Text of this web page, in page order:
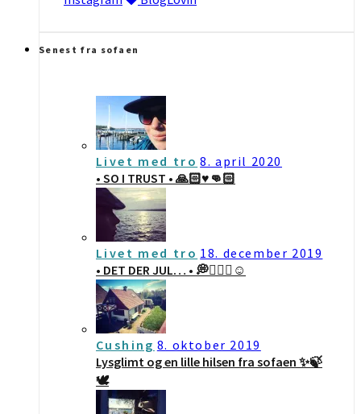
Senest fra sofaen
Livet med tro 8. april 2020
• SO I TRUST • 🙏🏻♥️👊🏻
Livet med tro 18. december 2019
• DET DER JUL… • 💭🤷🏻‍♀️☺️
Cushing 8. oktober 2019
Lysglimt og en lille hilsen fra sofaen ✨🍃
🕊